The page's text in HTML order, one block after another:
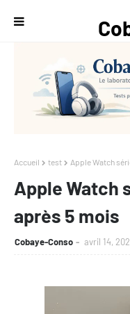
Accueil test Apple Watch
Apple Watch
après 5 mois
Cobaye-Conso avril 14,